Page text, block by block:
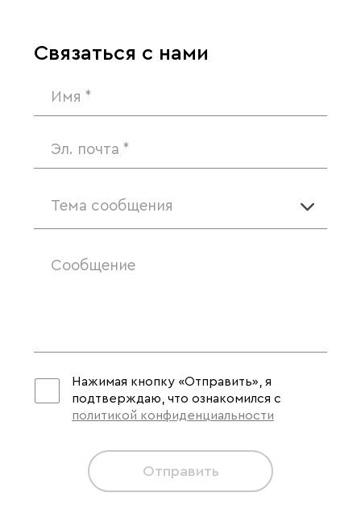
Связаться с нами
Тема сообщения
Нажимая кнопку «Отправить», я
подтверждаю, что ознакомился с
политикой конфиденциальности
Отправить